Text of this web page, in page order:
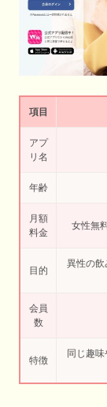
項目
アプ
リ名
年齢
月額
料金
女性無
目的
異性の飲
会員
数
特徴
同じ趣